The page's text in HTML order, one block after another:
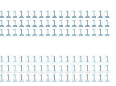
1 1 1 1 1 1 1 1 1 1 1 1 1 1 1 1 1
1 1 1 1 1 1 1 1 1 1 1 1 1 1 1 1 1
1 1 1 1 1 1 1 1 1 1 1 1 1 1 1 1 1
1 1 1 1 1 1 1 1 1 1 1 1 1 1 1 1 1
1 1 1 1 1 1 1 1 1 1 1 1 1 1 1 1 1
1 1 1 1 1 1 1 1 1 1 1 1 1 1 1 1 1